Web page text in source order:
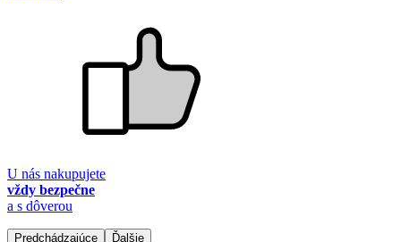
U nás nakupujete
vždy bezpečne
a s dôverou
Predchádzajúce Ďalšie